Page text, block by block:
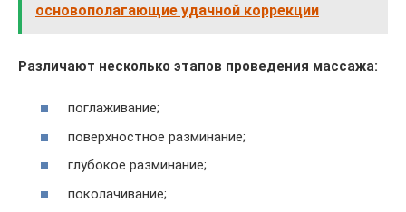
основополагающие удачной коррекции
Различают несколько этапов проведения массажа:
поглаживание;
поверхностное разминание;
глубокое разминание;
поколачивание;